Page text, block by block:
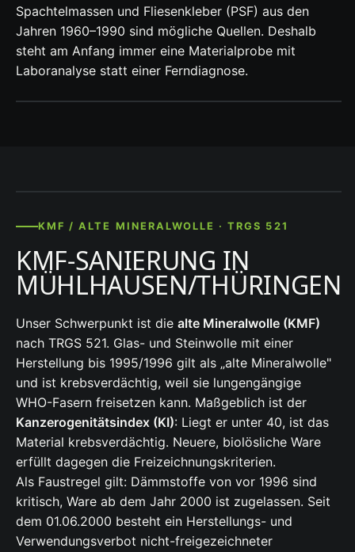
Spachtelmassen und Fliesenkleber (PSF) aus den
Jahren 1960–1990 sind mögliche Quellen. Deshalb
steht am Anfang immer eine Materialprobe mit
Laboranalyse statt einer Ferndiagnose.
KMF / ALTE MINERALWOLLE · TRGS 521
KMF-SANIERUNG IN
MÜHLHAUSEN/THÜRINGEN
Unser Schwerpunkt ist die alte Mineralwolle (KMF)
nach TRGS 521. Glas- und Steinwolle mit einer
Herstellung bis 1995/1996 gilt als „alte Mineralwolle"
und ist krebsverdächtig, weil sie lungengängige
WHO-Fasern freisetzen kann. Maßgeblich ist der
Kanzerogenitätsindex (KI): Liegt er unter 40, ist das
Material krebsverdächtig. Neuere, biolösliche Ware
erfüllt dagegen die Freizeichnungskriterien.
Als Faustregel gilt: Dämmstoffe von vor 1996 sind
kritisch, Ware ab dem Jahr 2000 ist zugelassen. Seit
dem 01.06.2000 besteht ein Herstellungs- und
Verwendungsverbot nicht-freigezeichneter